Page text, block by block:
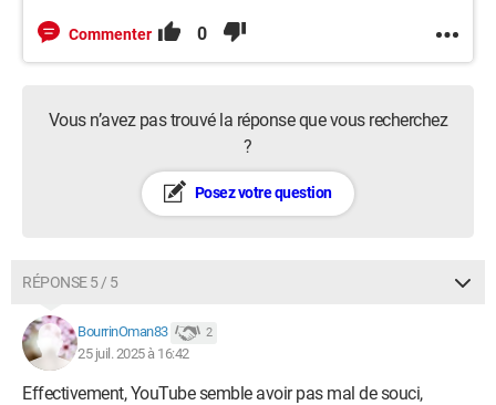
Commenter 0
Vous n’avez pas trouvé la réponse que vous recherchez
?
Posez votre question
RÉPONSE 5 / 5
BourrinOman83 2
25 juil. 2025 à 16:42
Effectivement, YouTube semble avoir pas mal de souci,